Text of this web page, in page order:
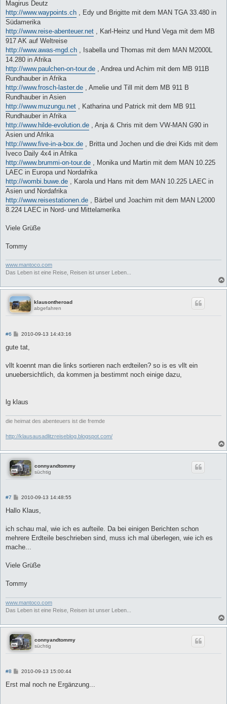
Magirus Deutz
http://www.waypoints.ch , Edy und Brigitte mit dem MAN TGA 33.480 in
Südamerika
http://www.reise-abenteuer.net , Karl-Heinz und Hund Vega mit dem MB
917 AK auf Weltreise
http://www.awas-mgd.ch , Isabella und Thomas mit dem MAN M2000L
14.280 in Afrika
http://www.paulchen-on-tour.de , Andrea und Achim mit dem MB 911B
Rundhauber in Afrika
http://www.frosch-laster.de , Amelie und Till mit dem MB 911 B
Rundhauber in Asien
http://www.muzungu.net , Katharina und Patrick mit dem MB 911
Rundhauber in Afrika
http://www.hilde-evolution.de , Anja & Chris mit dem VW-MAN G90 in
Asien und Afrika
http://www.five-in-a-box.de , Britta und Jochen und die drei Kids mit dem
Iveco Daily 4x4 in Afrika
http://www.brummi-on-tour.de , Monika und Martin mit dem MAN 10.225
LAEC in Europa und Nordafrika
http://wombi.buwe.de , Karola und Hans mit dem MAN 10.225 LAEC in
Asien und Nordafrika
http://www.reisestationen.de , Bärbel und Joachim mit dem MAN L2000
8.224 LAEC in Nord- und Mittelamerika
Viele Grüße
Tommy
www.mantoco.com
Das Leben ist eine Reise, Reisen ist unser Leben...
klausontheroad
abgefahren
#6
B
a
2010-09-13 14:43:16
gute tat,
vllt koennt man die links sortieren nach erdteilen? so is es vllt ein
unuebersichtlich, da kommen ja bestimmt noch einige dazu,
lg klaus
die heimat des abenteuers ist die fremde
http://klausausadlitzreiseblog.blogspot.com/
connyandtommy
süchtig
#7
B
i
a
2010-09-13 14:48:55
Hallo Klaus,
ich schau mal, wie ich es aufteile. Da bei einigen Berichten schon
mehrere Erdteile beschrieben sind, muss ich mal überlegen, wie ich es
mache...
Viele Grüße
Tommy
www.mantoco.com
Das Leben ist eine Reise, Reisen ist unser Leben...
connyandtommy
süchtig
#8
B2010-09-13 15:00:44
Erst mal noch ne Ergänzung...